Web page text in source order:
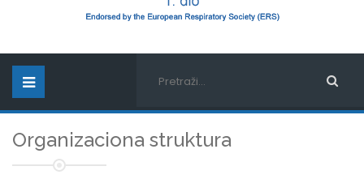
Organizaciona struktura